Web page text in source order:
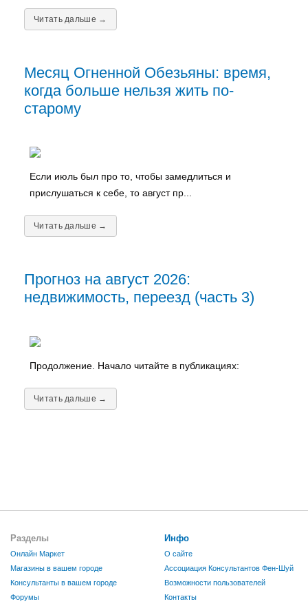
Читать дальше →
Месяц Огненной Обезьяны: время,
когда больше нельзя жить по-
старому
Если июль был про то, чтобы замедлиться и
прислушаться к себе, то август пр...
Читать дальше →
Прогноз на август 2026:
недвижимость, переезд (часть 3)
Продолжение. Начало читайте в публикациях:
Читать дальше →
Разделы
Онлайн Маркет
Магазины в вашем городе
Консультанты в вашем городе
Форумы
Инфо
О сайте
Ассоциация Консультантов Фен-Шуй
Возможности пользователей
Контакты